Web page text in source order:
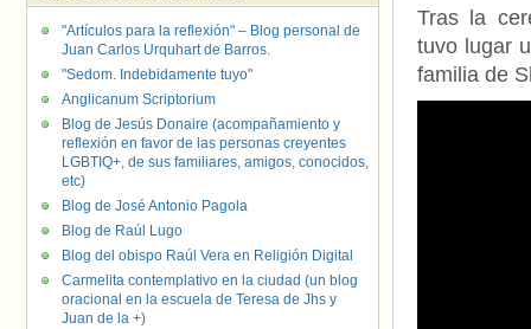
Tras la
tuvo lugar
familia de
"Artículos para la reflexión" – Blog personal de
Juan Carlos Urquhart de Barros.
"Sedom. Indebidamente tuyo"
Anglicanum Scriptorium
Blog de Jesús Donaire (acompañamiento y
reflexión en favor de las personas creyentes
LGBTIQ+, de sus familiares, amigos, conocidos,
etc)
Blog de José Antonio Pagola
Blog de Raúl Lugo
Blog del obispo Raúl Vera en Religión Digital
Carmelita contemplativo en la ciudad (un blog
oracional en la escuela de Teresa de Jhs y
Juan de la +)